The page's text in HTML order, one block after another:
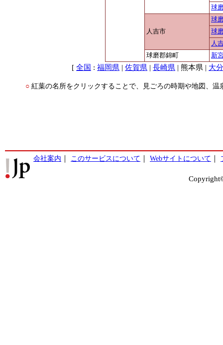
球
人吉市
球
球
人
球磨郡錦町
新
[ 全国 : 福岡県 | 佐賀県 | 長崎県 | 熊本県 | 大
○ 紅葉の名所をクリックすることで、見ごろの時期や地図、
会社案内 このサービスについて Webサイトについて